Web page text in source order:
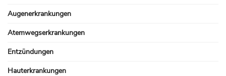
Augenerkrankungen
Atemwegserkrankungen
Entzündungen
Hauterkrankungen